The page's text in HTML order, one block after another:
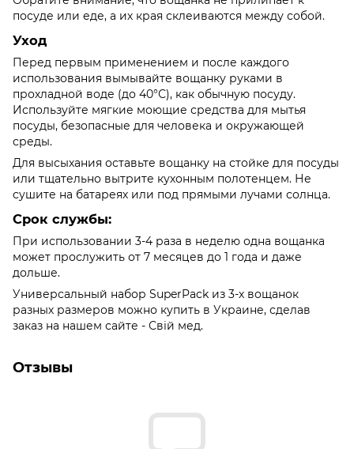
посуде или еде, а их края склеиваются между собой.
Уход
Перед первым применением и после каждого
использования вымывайте вощанку руками в
прохладной воде (до 40°С), как обычную посуду.
Используйте мягкие моющие средства для мытья
посуды, безопасные для человека и окружающей
среды.
Для высыхания оставьте вощанку на стойке для посуды
или тщательно вытрите кухонным полотенцем. Не
сушите на батареях или под прямыми лучами солнца.
Срок службы:
При использовании 3-4 раза в неделю одна вощанка
может прослужить от 7 месяцев до 1 года и даже
дольше.
Универсальный набор SuperPack из 3-х вощанок
разных размеров можно купить в Украине, сделав
заказ на нашем сайте - Свій мед.
Отзывы